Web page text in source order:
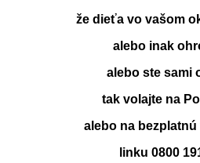
že dieťa vo vašom
alebo inak
alebo ste sami
tak volajte na
alebo na
linku 0800